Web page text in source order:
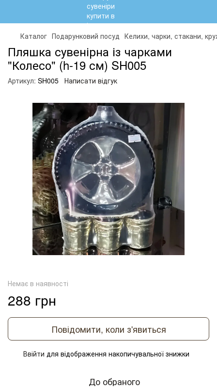
Каталог Подарунковий посуд Келихи, чарки, стакани,
Пляшка сувенірна із чарками
"Колесо" (h-19 см) SH005
Артикул: SH005 Написати відгук
Немає в наявності
288 грн
Повідомити, коли з'явиться
Ввійти для відображення накопичувальної знижки
До обраного